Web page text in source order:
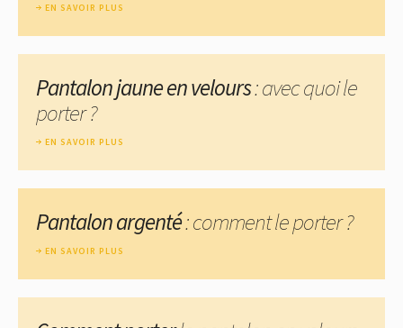
EN SAVOIR PLUS
Pantalon jaune en velours: avec quoi le
porter ?
EN SAVOIR PLUS
Pantalon argenté: comment le porter ?
EN SAVOIR PLUS